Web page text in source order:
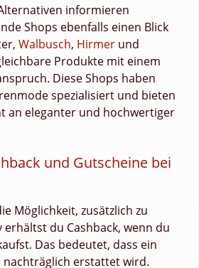
informieren
Shops ebenfalls einen Blick
Walbusch, Hirmer und
Produkte mit einem
Diese Shops haben
spezialisiert und bieten
an eleganter und hochwertiger
und Gutscheine bei
Möglichkeit, zusätzlich zu
du Cashback, wenn du
Das bedeutet, dass ein
nachträglich erstattet wird.